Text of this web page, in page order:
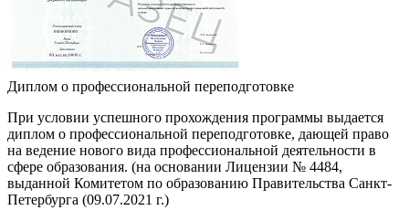
Диплом о профессиональной переподготовке
При условии успешного прохождения программы выдается
диплом о профессиональной переподготовке, дающей право
на ведение нового вида профессиональной деятельности в
сфере образования. (на основании Лицензии № 4484,
выданной Комитетом по образованию Правительства Санкт-
Петербурга (09.07.2021 г.)